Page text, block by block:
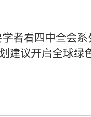
者看四中全会系
建议开启全球绿